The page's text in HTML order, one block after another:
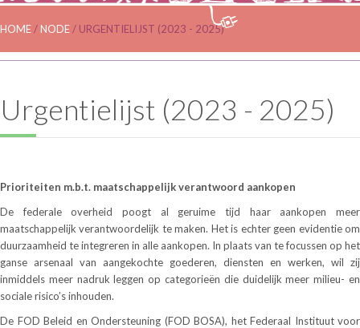
HOME /NODE / URGENTIELIJST (2023 - 2025)
Urgentielijst (2023 - 2025)
Prioriteiten m.b.t. maatschappelijk verantwoord aankopen
De federale overheid poogt al geruime tijd haar aankopen meer
maatschappelijk verantwoordelijk te maken. Het is echter geen evidentie om
duurzaamheid te integreren in alle aankopen. In plaats van te focussen op het
ganse arsenaal van aangekochte goederen, diensten en werken, wil zij
inmiddels meer nadruk leggen op categorieën die duidelijk meer milieu- en
sociale risico’s inhouden.
De FOD Beleid en Ondersteuning (FOD BOSA), het Federaal Instituut voor